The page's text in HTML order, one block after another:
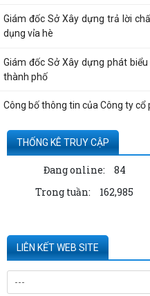
Giám đốc Sở Xây dựng trả lời
dụng vỉa hè
Giám đốc Sở Xây dựng phát
thành phố
Công bố thông tin của Công ty
Quyết định công bố thủ tục
thuộc phạm vi, chức năng quản lý...
Thông tin về số lượng căn hộ
đã bán cho các tổ chức, cá nhân...
Công ty TNHH ống thép 190 - Văn
Thông báo hạn chế giao thông
THỐNG KÊ TRUY CẬP
Đang online: 84
Trong tuần:
162,985
LIÊN KẾT WEB SITE